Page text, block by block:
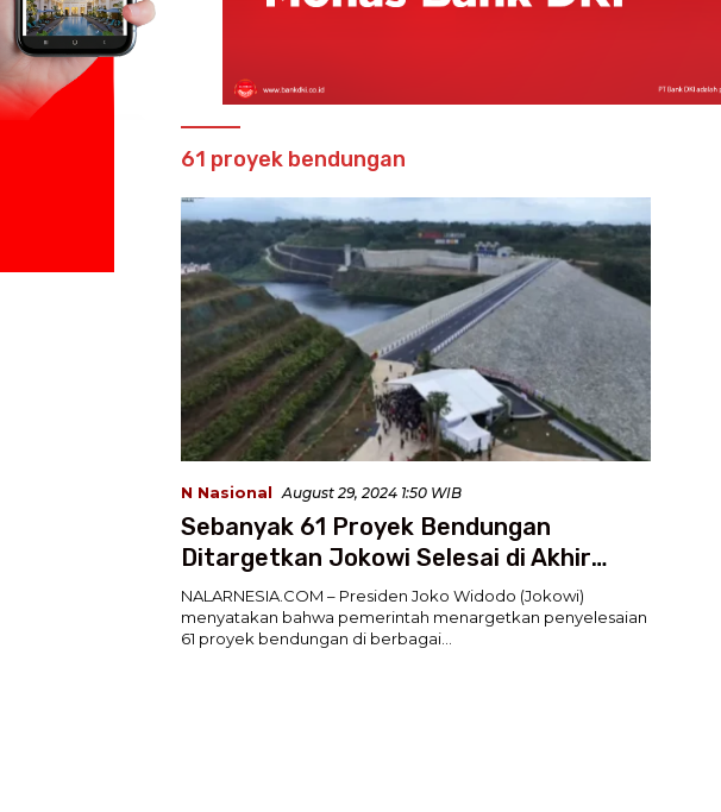
61 proyek bendungan
N Nasional August 29, 2024 1:50 WIB
Sebanyak 61 Proyek Bendungan
Ditargetkan Jokowi Selesai di Akhir
Tahun 2024
NALARNESIA.COM – Presiden Joko Widodo (Jokowi)
menyatakan bahwa pemerintah menargetkan penyelesaian
61 proyek bendungan di berbagai…